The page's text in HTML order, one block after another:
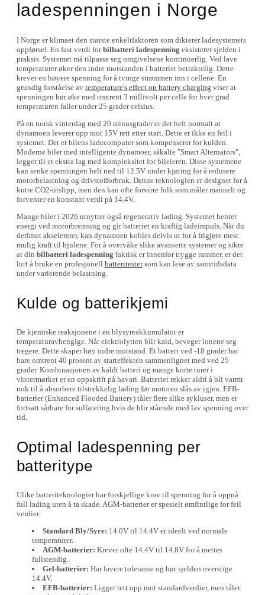
ladespenningen i Norge
I Norge er klimaet den største enkeltfaktoren som dikterer ladesystemets
oppførsel. En fast verdi forbilbatteri ladespenning eksisterer sjelden i
praksis. Systemet må tilpasse seg omgivelsene kontinuerlig. Ved lave
temperaturer øker den indre motstanden i batteriet betraktelig. Dette
krever en høyere spenning for å tvinge strømmen inn i cellene. En
grundig forståelse av temperature's effect on battery charging viser at
spenningen bør øke med omtrent 3 millivolt per celle for hver grad
temperaturen faller under 25 grader celsius.
På en norsk vinterdag med 20 minusgrader er det helt normalt at
dynamoen leverer opp mot 15V rett etter start. Dette er ikke en feil i
systemet. Det er bilens ladecomputer som kompenserer for kulden.
Moderne biler med intelligente dynamoer, såkalte "Smart Alternators",
legger til et ekstra lag med kompleksitet for bileieren. Disse systemene
kan senke spenningen helt ned til 12.5V under kjøring for å redusere
motorbelastning og drivstofforbruk. Denne teknologien er designet for å
kutte CO2-utslipp, men den kan ofte forvirre folk som måler manuelt og
forventer en konstant verdi på 14.4V.
Mange biler i 2026 utnytter også regenerativ lading. Systemet henter
energi ved motorbremsing og gir batteriet en kraftig ladeimpuls. Når du
derimot akselererer, kan dynamoen kobles delvis ut for å frigjøre mest
mulig kraft til hjulene. For å overvåke slike avanserte systemer og sikre
at din bilbatteri ladespenning faktisk er innenfor trygge rammer, er det
lurt å bruke en profesjonell batteritestersom kan lese av sanntidsdata
under varierende belastning.
Kulde og batterikjemi
De kjemiske reaksjonene i en blysyreakkumulator er
temperaturavhengige. Når elektrolytten blir kald, beveger ionene seg
tregere. Dette skaper høy indre motstand. Et batteri ved -18 grader har
bare omtrent 40 prosent av starteffekten sammenlignet med ved 25
grader. Kombinasjonen av kaldt batteri og mange korte turer i
vintermørket er en oppskrift på havari. Batteriet rekker aldri å bli varmt
nok til å absorbere tilstrekkelig lading før motoren slås av igjen. EFB-
batterier (Enhanced Flooded Battery) tåler flere slike sykluser, men er
fortsatt sårbare for sulfatering hvis de blir stående med lav spenning over
tid.
Optimal ladespenning per
batteritype
Ulike batteriteknologier har forskjellige krav til spenning for å oppnå
full lading uten å ta skade. AGM-batterier er spesielt ømfintlige for feil
verdier.
Standard Bly/Syre: 14.0V til 14.4V er ideelt ved normale
temperaturer.
AGM-batterier: Krever ofte 14.4V til 14.8V for å mettes
fullstendig.
Gel-batterier: Har lavere toleranse og bør sjelden overstige
14.4V.
EFB-batterier: Ligger tett opp mot standardverdier, men tåler